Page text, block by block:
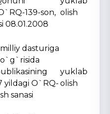
139-son,
08.01.2008
olish
dasturiga
yildagi O`RQ-
sanasi
yuklab
olish